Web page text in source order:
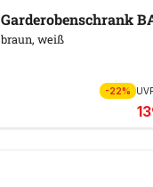
Garderobenschrank
braun, weiß
-22%